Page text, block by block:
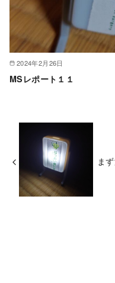
2024年2月26日
MSレポート１１
ま